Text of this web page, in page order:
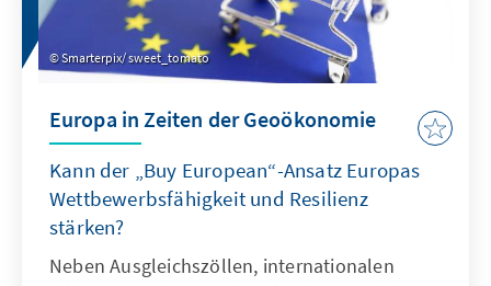
Smarterpix/ sweet_tomato
Europa in Zeiten der Geoökonomie
Kann der „Buy European“-Ansatz Europas
Wettbewerbsfähigkeit und Resilienz
stärken?
Neben Ausgleichszöllen, internationalen